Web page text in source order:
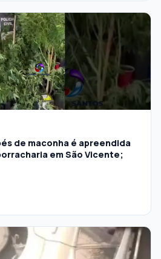
de maconha é apreendida
em São Vicente;